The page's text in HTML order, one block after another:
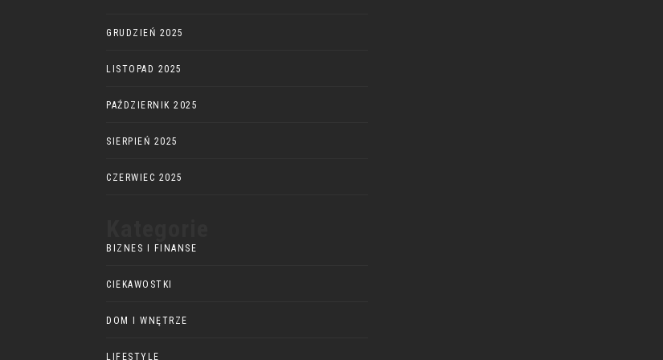
GRUDZIEŃ 2025
LISTOPAD 2025
PAŹDZIERNIK 2025
SIERPIEŃ 2025
CZERWIEC 2025
BIZNES I FINANSE
CIEKAWOSTKI
DOM I WNĘTRZE
LIFESTYLE